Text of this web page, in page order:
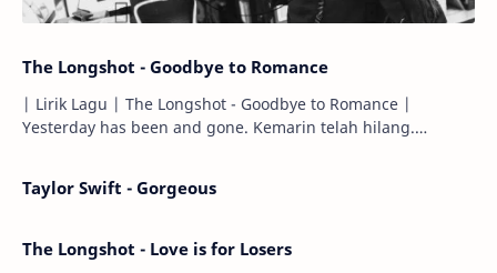
The Longshot - Goodbye to Romance
| Lirik Lagu | The Longshot - Goodbye to Romance |
Yesterday has been and gone. Kemarin telah hilang.
Taylor Swift - Gorgeous
The Longshot - Love is for Losers